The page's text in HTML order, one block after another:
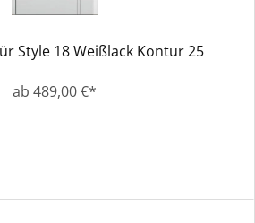
Style 18 Weißlack Kontur 25
ab 489,00 €*